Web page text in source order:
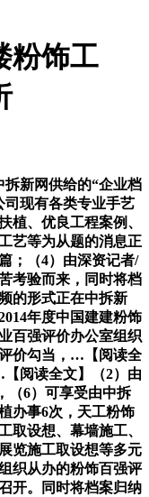
粉饰工
新网供给的“企业档
司现有各类专业手艺
植、优良工程案例、
艺等为从题的消息正
；（4）由深资记者/
考验而来，同时将档
的形式正在中拆新
年度中国建建粉饰
百强评价办公室组织
价勾当，…【阅读全
阅读全文】（2）由
（6）可享受由中拆
办事6次，天工粉饰
取设想、幕墙施工、
览施工取设想等多元
织从办的粉饰百强评
开。同时将档案归纳